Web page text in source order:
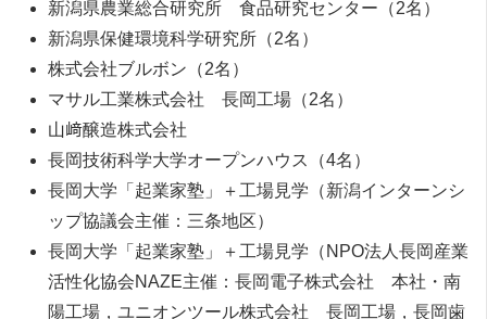
新潟県農業総合研究所 食品研究センター（2名）
新潟県保健環境科学研究所（2名）
株式会社ブルボン（2名）
マサル工業株式会社 長岡工場（2名）
山﨑醸造株式会社
長岡技術科学大学オープンハウス（4名）
長岡大学「起業家塾」＋工場見学（新潟インターンシ
ップ協議会主催：三条地区）
長岡大学「起業家塾」＋工場見学（NPO法人長岡産業
活性化協会NAZE主催：長岡電子株式会社 本社・南
陽工場，ユニオンツール株式会社 長岡工場，長岡歯